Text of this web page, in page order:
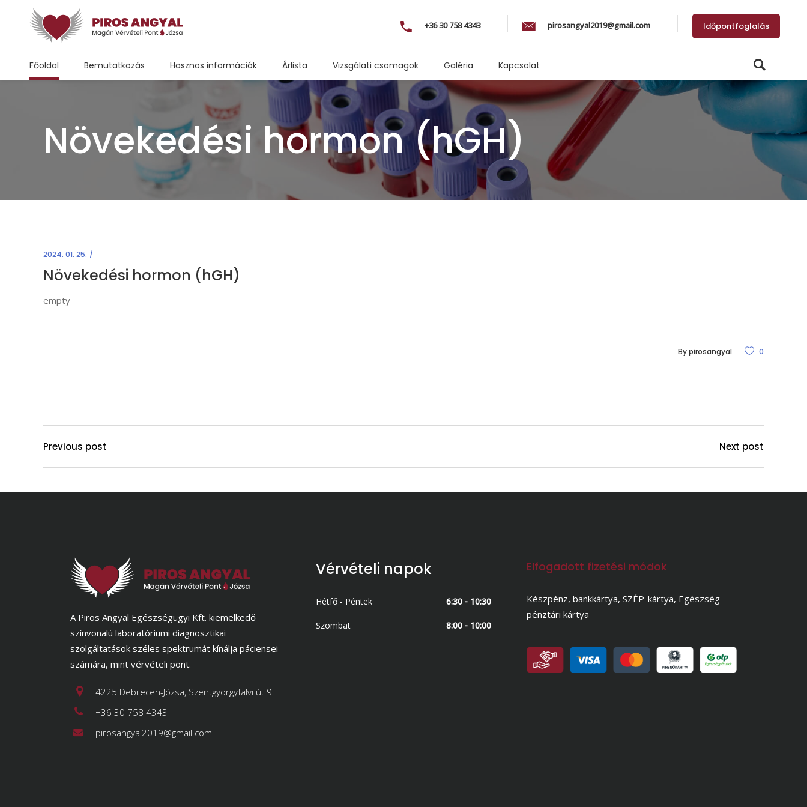
+36 30 758 4343 pirosangyal2019@gmail.com Időpontfoglalás
Főoldal Bemutatkozás Hasznos információk Árlista Vizsgálati csomagok Galéria Kapcsolat
Növekedési hormon (hGH)
2024. 01. 25.
Növekedési hormon (hGH)
empty
Bypirosangyal 0
Previous post Next post
A Piros Angyal Egészségügyi Kft. kiemelkedő
színvonalú laboratóriumi diagnosztikai
szolgáltatások széles spektrumát kínálja páciensei
számára, mint vérvételi pont.
4225 Debrecen-Józsa, Szentgyörgyfalvi út 9.
+36 30 758 4343
pirosangyal2019@gmail.com
Vérvételi napok
Hétfő - Péntek 6:30 - 10:30
Szombat 8:00 - 10:00
Elfogadott fizetési módok
Készpénz, bankkártya, SZÉP-kártya, Egészség
pénztári kártya